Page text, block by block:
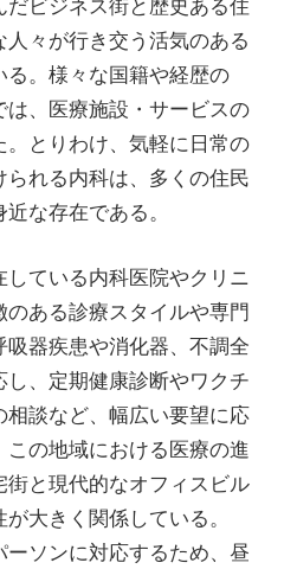
ビジネス街と歴史ある住
々が行き交う活気のある
。様々な国籍や経歴の
、医療施設・サービスの
とりわけ、気軽に日常の
れる内科は、多くの住民
な存在である。
ている内科医院やクリニ
ある診療スタイルや専門
器疾患や消化器、不調全
、定期健康診断やワクチ
談など、幅広い要望に応
の地域における医療の進
と現代的なオフィスビル
大きく関係している。
ソンに対応するため、昼